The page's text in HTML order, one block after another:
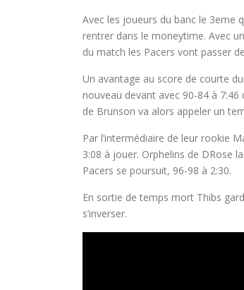
Avec les joueurs du banc le 3eme
rentrer dans le moneytime. Avec
du match les Pacers vont passer
Un avantage au score de courte
nouveau devant avec 90-84 à 7:46
de Brunson va alors appeler un
Par l’intermédiaire de leur rookie
3:08 à jouer. Orphelins de DRose
Pacers se poursuit, 96-98 à 2:30.
En sortie de temps mort Thibs
s’inverser.